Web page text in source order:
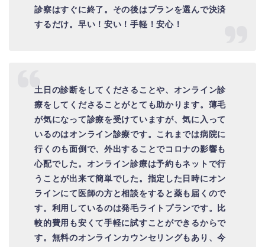
診察はすぐに終了。その後はプランを選んで決済
するだけ。早い！安い！手軽！安心！
土日の診断をしてくださることや、オンライン診
療をしてくださることがとても助かります。 薄毛
が気になって診療を受けていますが、気に入って
いるのはオンライン診療です。これまでは病院に
行くのも面倒で、外出することでコロナの影響も
心配でした。オンライン診療は予約もネットで行
うことが出来て簡単でした。指定した日時にオン
ラインにて医師の方と相談をすると薬も届くので
す。利用しているのは発毛ライトプランです。比
較的費用も安くて手軽に試すことができるからで
す。無料のオンラインカウンセリングもあり、今